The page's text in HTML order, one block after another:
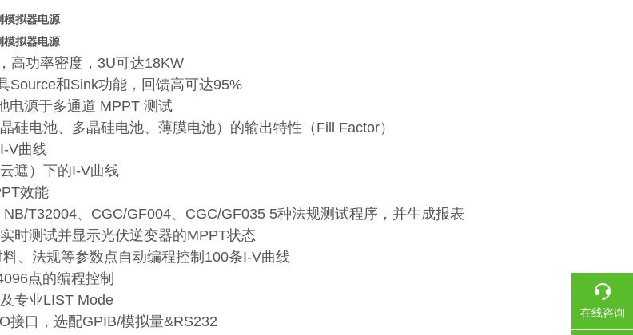
模拟器电源
模拟器电源
高功率密度，3U可达18KW
Source和Sink功能，回馈高可达95%
电源于多通道 MPPT 测试
硅电池、多晶硅电池、薄膜电池）的输出特性（Fill Factor）
V曲线
遮）下的I-V曲线
效能
T32004、CGC/GF004、CGC/GF035 5种法规测试程序，并生成报表
时测试并显示光伏逆变器的MPPT状态
、法规等参数点自动编程控制100条I-V曲线
点的编程控制
专业LIST Mode
接口，选配GPIB/模拟量&RS232
在线咨询